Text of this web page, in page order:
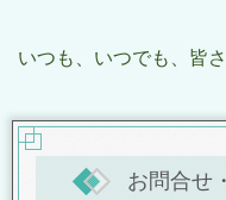
いつも、いつでも、皆
お問合せ